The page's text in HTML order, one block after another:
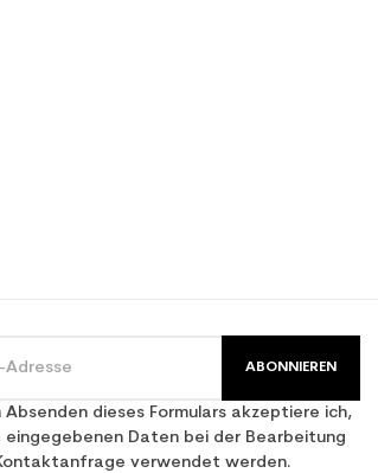
ABONNIEREN
dieses Formulars akzeptiere ich,
eingegebenen Daten bei der Bearbeitung
verwendet werden.